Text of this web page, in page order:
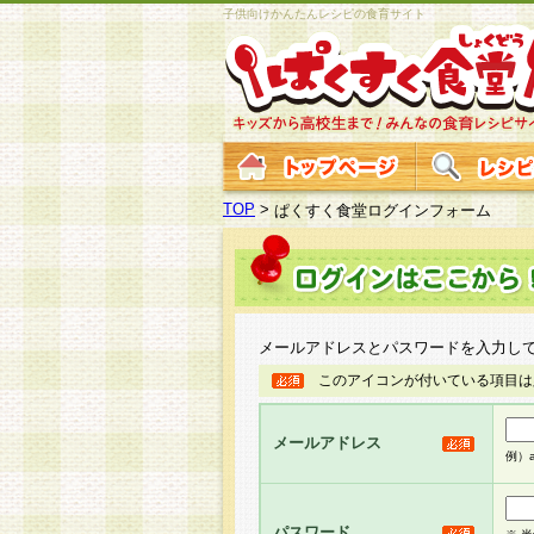
子供向けかんたんレシピの食育サイト
TOP >ぱくすく食堂ログインフォーム
メールアドレスとパスワードを入力し
このアイコンが付いている項目
メールアドレス
例）